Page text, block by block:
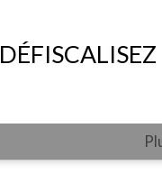
DÉFISCALISEZ